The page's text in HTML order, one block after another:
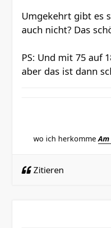
Umgekehrt gibt es
auch nicht? Das
PS: Und mit 75 auf
aber das ist dann
wo ich herkomme
Zitieren